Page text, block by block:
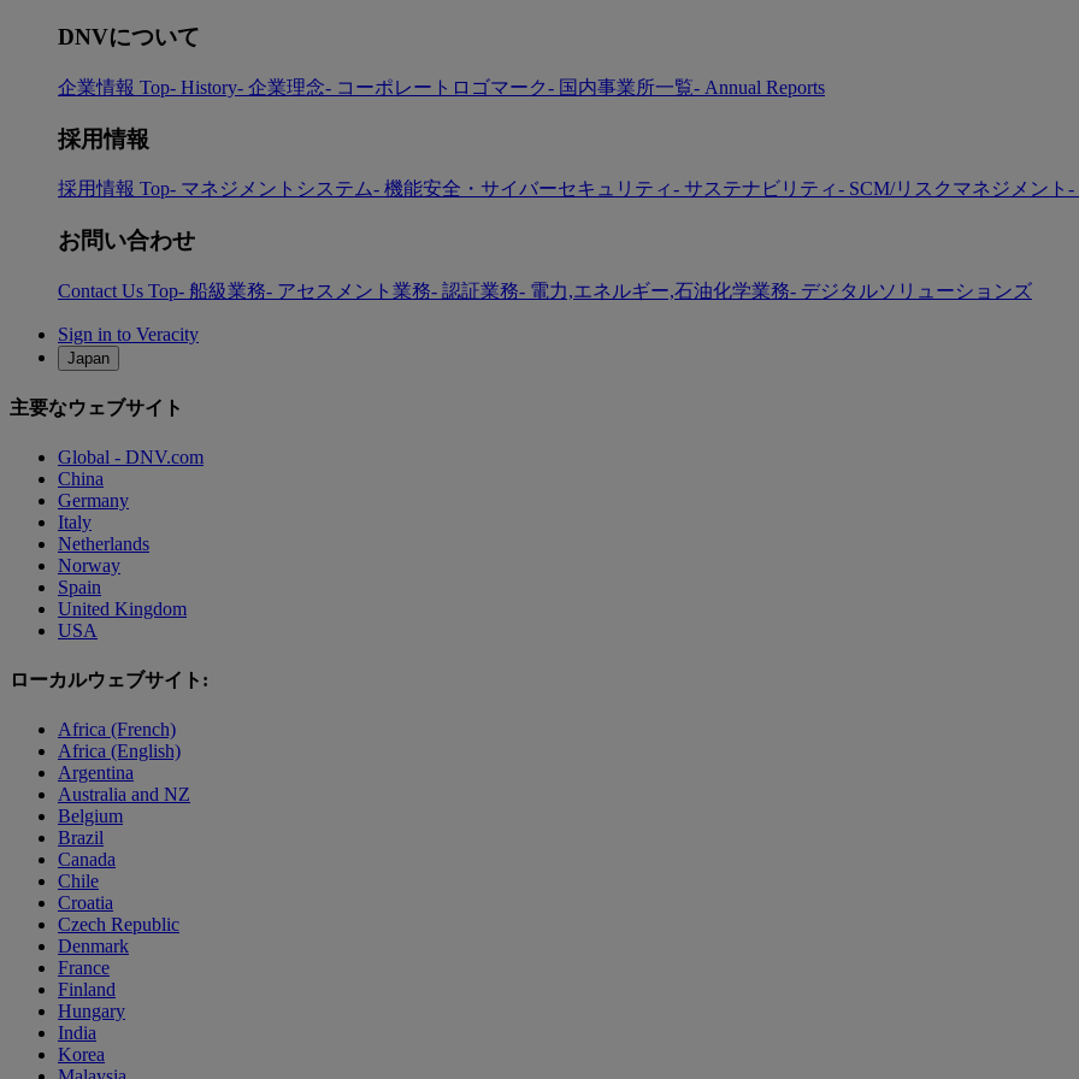
DNVについて
企業情報 Top- History- 企業理念- コーポレートロゴマーク- 国内事業所一覧- Annual Reports
採用情報
採用情報 Top- マネジメントシステム- 機能安全・サイバーセキュリティ- サステナビリティ- SCM/リスクマネジメント -
お問い合わせ
Contact Us Top- 船級業務- アセスメント業務- 認証業務- 電力,エネルギー,石油化学業務- デジタルソリューションズ
Sign in to Veracity
Japan
主要なウェブサイト
Global - DNV.com
China
Germany
Italy
Netherlands
Norway
Spain
United Kingdom
USA
ローカルウェブサイト:
Africa (French)
Africa (English)
Argentina
Australia and NZ
Belgium
Brazil
Canada
Chile
Croatia
Czech Republic
Denmark
France
Finland
Hungary
India
Korea